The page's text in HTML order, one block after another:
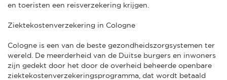
en toeristen een reisverzekering krijgen.
Ziektekostenverzekering in Cologne
Cologne is een van de beste gezondheidszorgsystemen ter
wereld. De meerderheid van de Duitse burgers en inwoners
zijn gedekt door het door de overheid beheerde openbare
ziektekostenverzekeringsprogramma, dat wordt betaald